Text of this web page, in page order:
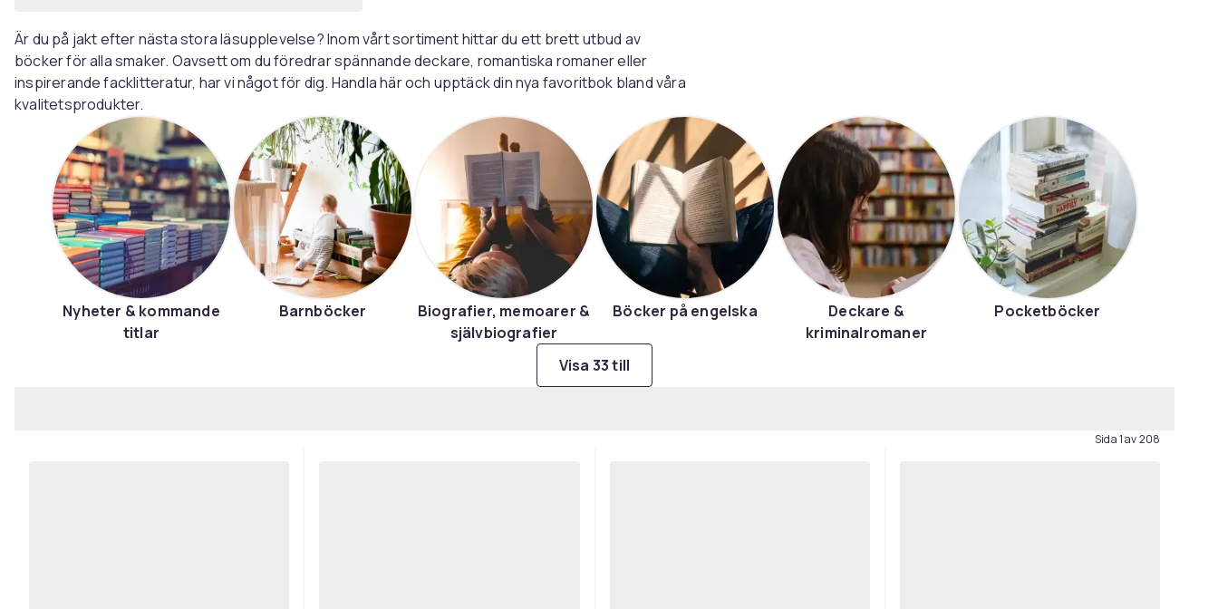
Är du på jakt efter nästa stora läsupplevelse? Inom vårt sortiment hittar du ett brett utbud av
böcker för alla smaker. Oavsett om du föredrar spännande deckare, romantiska romaner eller
inspirerande facklitteratur, har vi något för dig. Handla här och upptäck din nya favoritbok bland våra
kvalitetsprodukter.
Nyheter & kommande
titlar
Barnböcker
Biografier, memoarer &
självbiografier
Böcker på engelska
Deckare &
kriminalromaner
Pocketböcker
Visa 33 till
Sida 1 av 208